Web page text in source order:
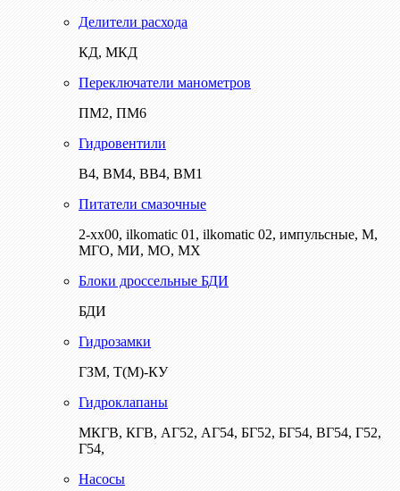
Делители расхода
КД, МКД
Переключатели манометров
ПМ2, ПМ6
Гидровентили
В4, ВМ4, ВВ4, ВМ1
Питатели смазочные
2-хх00, ilkomatic 01, ilkomatic 02, импульсные, М,
МГО, МИ, МО, МХ
Блоки дроссельные БДИ
БДИ
Гидрозамки
ГЗМ, Т(М)-КУ
Гидроклапаны
МКГВ, КГВ, АГ52, АГ54, БГ52, БГ54, ВГ54, Г52,
Г54,
Насосы